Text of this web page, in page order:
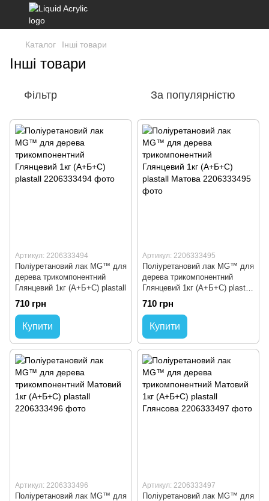
Каталог Інші товари
Інші товари
Фільтр За популярністю
Артикул: 2206333494
Поліуретановий лак MG™ для
дерева трикомпонентний
Глянцевий 1кг (А+Б+С) plastall
710 грн
Купити
Артикул: 2206333495
Поліуретановий лак MG™ для
дерева трикомпонентний
Глянцевий 1кг (А+Б+С) plastall
Матова
710 грн
Купити
Артикул: 2206333496
Поліуретановий лак MG™ для
Артикул: 2206333497
Поліуретановий лак MG™ для